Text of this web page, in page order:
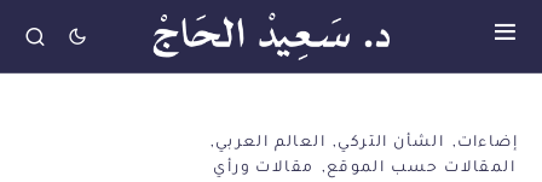
إضاءات الشأن التركي
العالم العربي
المقالات حسب الموقع
مقالات ورأي